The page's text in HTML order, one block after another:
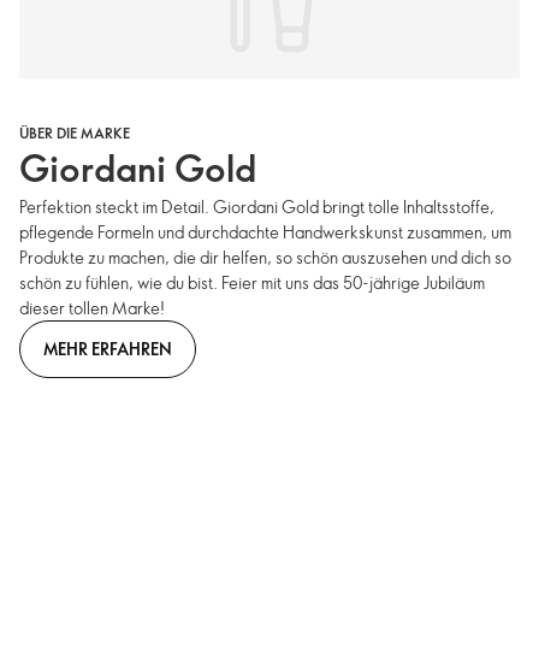
ÜBER DIE MARKE
Giordani Gold
Perfektion steckt im Detail. Giordani Gold bringt tolle Inhaltsstoffe,
pflegende Formeln und durchdachte Handwerkskunst zusammen, um
Produkte zu machen, die dir helfen, so schön auszusehen und dich so
schön zu fühlen, wie du bist. Feier mit uns das 50-jährige Jubiläum
dieser tollen Marke!
MEHR ERFAHREN